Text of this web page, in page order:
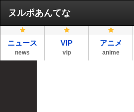
ヌルポあんてな
ニュース
news
VIP
vip
アニメ
anime